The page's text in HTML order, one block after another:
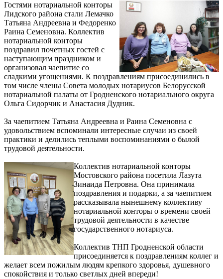
Гостями нотариальной конторы
Лидского района стали Лемачко
Татьяна Андреевна и Федоренко
Раина Семеновна. Коллектив
нотариальной конторы
поздравил почетных гостей с
наступающим праздником и
организовал чаепитие со
сладкими угощениями. К поздравлениям присоединились в
том числе члены Совета молодых нотариусов Белорусской
нотариальной палаты от Гродненского нотариального округа
Ольга Сидорчик и Анастасия Дудник.
За чаепитием Татьяна Андреевна и Раина Семеновна с
удовольствием вспоминали интересные случаи из своей
практики и делились теплыми воспоминаниями о былой
трудовой деятельности.
Коллектив нотариальной конторы
Мостовского района посетила Лазута
Зинаида Петровна. Она принимала
поздравления и подарки, а за чаепитием
рассказывала нынешнему коллективу
нотариальной конторы о времени своей
трудовой деятельности в качестве
государственного нотариуса.
Коллектив ТНП Гродненской области
присоединяется к поздравлениям коллег и
желает всем пожилым людям крепкого здоровья, душевного
спокойствия и только светлых дней впереди!